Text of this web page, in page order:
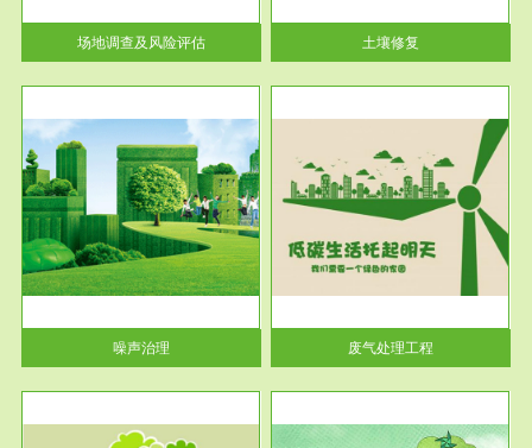
场地调查及风险评估 土壤修复
噪声治理
服务范围
废气处理工程
废气处理工程